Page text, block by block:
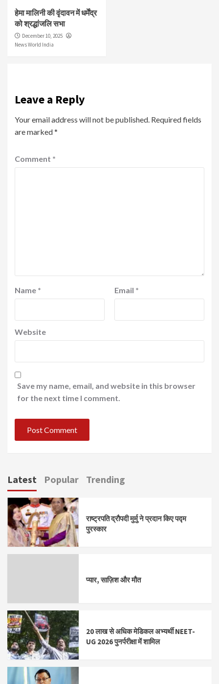
हेमा मालिनी की वृंदावन में धर्मेंद्र
को श्रद्धांजलि सभा
December 10, 2025
News World India
Leave a Reply
Your email address will not be published. Required fields
are marked*
Comment *
Name * Email *
Website
Save my name, email, and website in this browser
for the next time I comment.
Latest Popular Trending
राष्ट्रपति द्रौपदी मुर्मु ने प्रदान किए पद्म
पुरस्कार
प्यार, साज़िश और मौत
20 लाख से अधिक मेडिकल अभ्यर्थी NEET-
UG 2026 पुनर्परीक्षा में शामिल